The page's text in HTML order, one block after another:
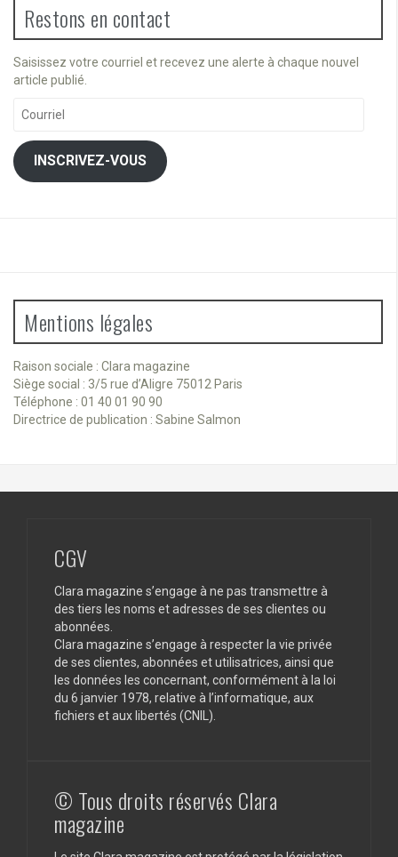
Restons en contact
Saisissez votre courriel et recevez une alerte à chaque nouvel
article publié.
INSCRIVEZ-VOUS
Mentions légales
Raison sociale : Clara magazine
Siège social : 3/5 rue d’Aligre 75012 Paris
Téléphone : 01 40 01 90 90
Directrice de publication : Sabine Salmon
CGV
Clara magazine s’engage à ne pas transmettre à
des tiers les noms et adresses de ses clientes ou
abonnées.
Clara magazine s’engage à respecter la vie privée
de ses clientes, abonnées et utilisatrices, ainsi que
les données les concernant, conformément à la loi
du 6 janvier 1978, relative à l’informatique, aux
fichiers et aux libertés (CNIL).
© Tous droits réservés Clara
magazine